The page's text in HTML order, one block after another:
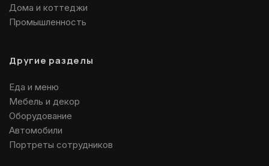
Дома и коттеджи
Промышленность
Другие разделы
Еда и меню
Мебель и декор
Оборудование
Автомобили
Портреты сотрудников